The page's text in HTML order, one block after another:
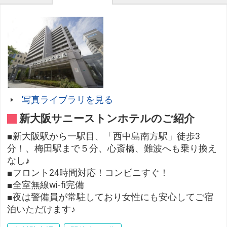
写真ライブラリを見る
新大阪サニーストンホテルのご紹介
■新大阪駅から一駅目、「西中島南方駅」徒歩3
分！、梅田駅まで５分、心斎橋、難波へも乗り換え
なし♪
■フロント24時間対応！コンビニすぐ！
■全室無線wi-fi完備
■夜は警備員が常駐しており女性にも安心してご宿
泊いただけます♪